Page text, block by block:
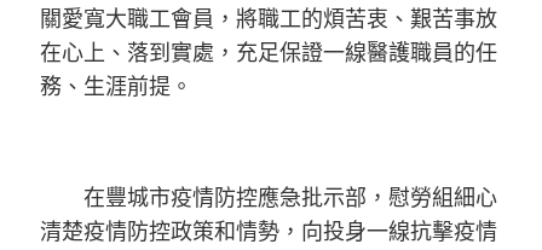
關愛寬大職工會員，將職工的煩苦衷、艱苦事放
在心上、落到實處，充足保證一線醫護職員的任
務、生涯前提。
在豐城市疫情防控應急批示部，慰勞組細心
清楚疫情防控政策和情勢，向投身一線抗擊疫情